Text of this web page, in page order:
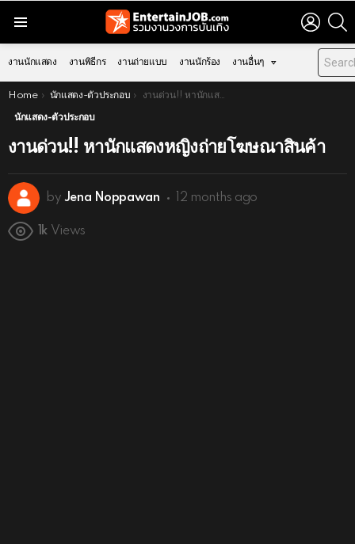
LOGIN
งานนักแสดง งานพิธีกร งานถ่ายแบบ งานนักร้อง งานอื่นๆ
You are here:
Home นักแสดง-ตัวประกอบ งานด่วน!! หานักแสดงหญิงถ่ายโฆษณาสินค้า
นักแสดง-ตัวประกอบ
งานด่วน!! หานักแสดงหญิงถ่ายโฆษณาสินค้า
by Jena Noppawan 12 months ago
1k Views